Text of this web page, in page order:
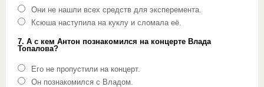
Они не нашли всех средств для эксперемента.
Ксюша наступила на куклу и сломала её.
7. А с кем Антон познакомился на концерте Влада
Топалова?
Его не пропустили на концерт.
Он познакомился с Владом.